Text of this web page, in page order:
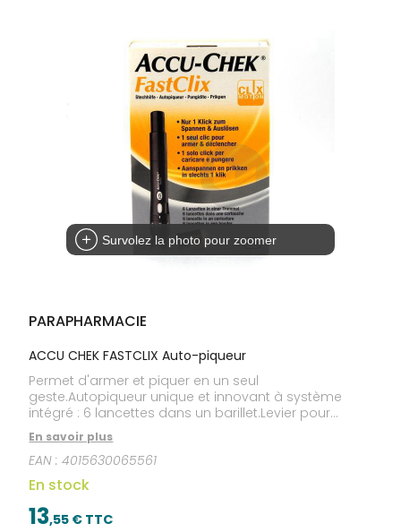
médicaux
Survolez la photo pour zoomer
PARAPHARMACIE
ACCU CHEK FASTCLIX Auto-piqueur
Permet d'armer et piquer en un seul
geste.Autopiqueur unique et innovant à système
intégré : 6 lancettes dans un barillet.Levier pour
changer facilement de lancettes.Visibilité du nombre
de lancettes restantes.11 profondeurs de
piqûre.Propulsion de la lancette guidée, réduisant les
vibrations à l'origine de la douleur (Technologie
Clixmotion).Stylo autopiqueur avec 1 barillet de 6
lancettes Accu-Chek Fastclix.
En savoir plus
EAN :4015630065561
En stock
13,55 € TTC